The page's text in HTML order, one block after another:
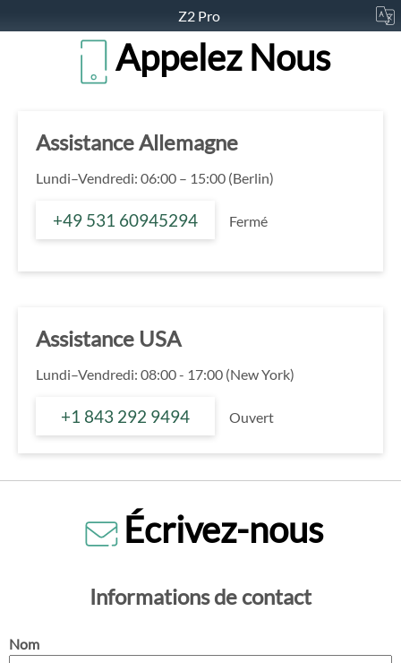
Z2 Pro
Appelez Nous
Assistance Allemagne
Lundi–Vendredi: 06:00 – 15:00 (Berlin)
+49 531 60945294 Fermé
Assistance USA
Lundi–Vendredi: 08:00 - 17:00 (New York)
+1 843 292 9494 Ouvert
Écrivez-nous
Informations de contact
Nom